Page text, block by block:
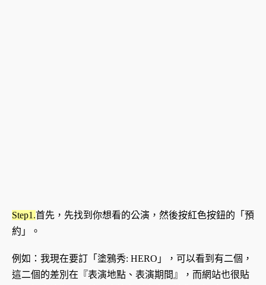
Step1.首先，先找到你想看的公演，然後按紅色按鈕的「預
約」。
例如：我現在要訂「塗鴉秀: HERO」，可以看到有二個，
這二個的差別在『表演地點、表演期間』，而網站也很貼